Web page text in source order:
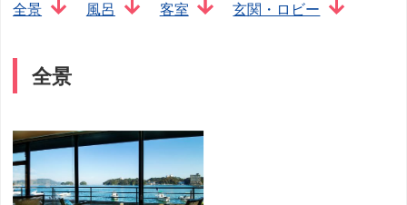
全景 風呂 客室 玄関・ロビー
全景